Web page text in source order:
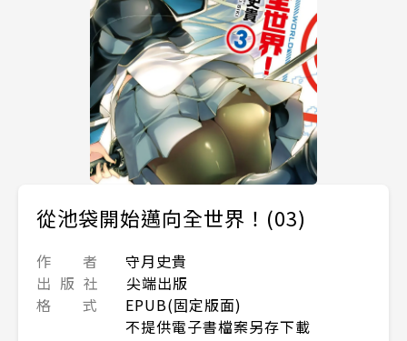
從池袋開始邁向全世界！(03)
作 者
守月史貴
出 版 社
尖端出版
格 式
EPUB(固定版面)
不提供電子書檔案另存下載